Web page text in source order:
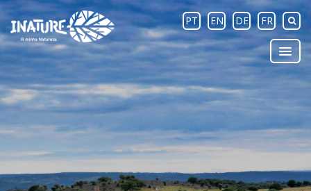
PT EN DE FR